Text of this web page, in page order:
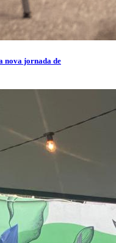
nova jornada de